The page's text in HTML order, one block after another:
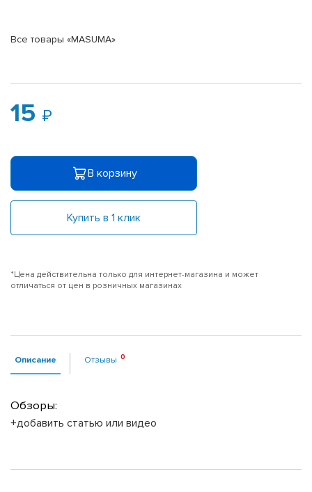
Все товары «MASUMA»
15
В корзину
Купить в 1 клик
*Цена действительна только для интернет-магазина и может
отличаться от цен в розничных магазинах
Описание Отзывы
Обзоры:
+добавить статью или видео